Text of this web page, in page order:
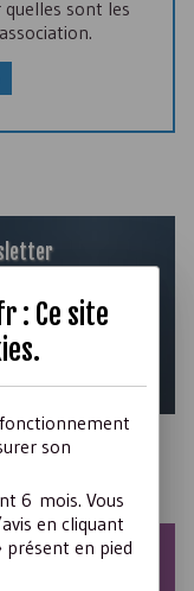
sont les
essentiels, un
04 Août 2026
: Ce site
.
son
6 mois. Vous
en cliquant
présent en pied